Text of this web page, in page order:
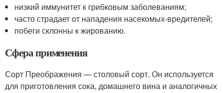
низкий иммунитет к грибковым заболеваниям;
часто страдает от нападения насекомых-вредителей;
побеги склонны к жированию.
Сфера применения
Сорт Преображения — столовый сорт. Он используется
для приготовления сока, домашнего вина и аналогичных